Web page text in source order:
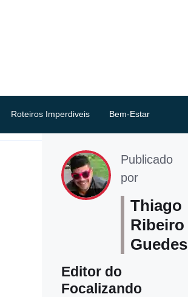
Roteiros Imperdiveis Bem-Estar
Publicado
por
Thiago
Ribeiro
Guedes
Editor do
Focalizando